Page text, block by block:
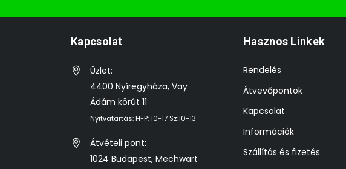
Kapcsolat
Üzlet:
4400 Nyíregyháza, Vay
Ádám körút 11
Nyitvatartás: H-P: 10-17 Sz:10-13
Átvételi pont:
1024 Budapest, Mechwart
Hasznos Linkek
Rendelés
Átvevőpontok
Kapcsolat
Információk
Szállítás és fizetés